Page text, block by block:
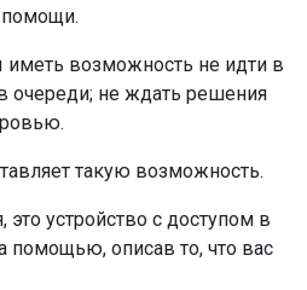
помощи.
возможность не идти в
очереди; не ждать решения
такую возможность.
это устройство с доступом в
помощью, описав то, что вас